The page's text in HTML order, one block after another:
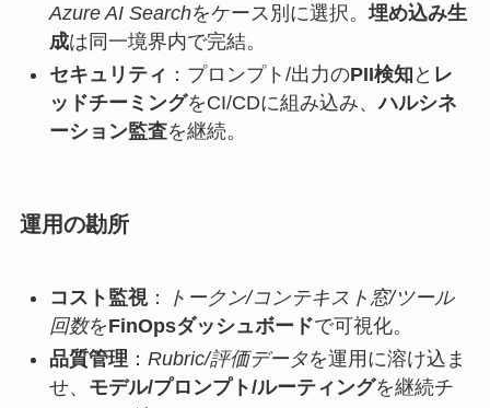
Azure AI Searchをケース別に選択。埋め込み生
成は同一境界内で完結。
セキュリティ ：プロンプト/出力のPII検知 と レ
ッドチーミングをCI/CDに組み込み、ハルシネ
ーション監査を継続。
運用の勘所
コスト監視：
トークン/コンテキスト窓/ツール
回数をFinOpsダッシュボードで可視化。
品質管理 ： Rubric/評価データを運用に溶け込ま
せ、 モデル/プロンプト/ルーティングを継続チ